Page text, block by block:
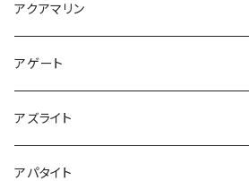
アクアマリン
アゲート
アズライト
アパタイト